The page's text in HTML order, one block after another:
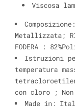
Viscosa
Composizione:
Metallizzata;
FODERA :
Istruzioni
temperatura
con cloro ;
Made in: